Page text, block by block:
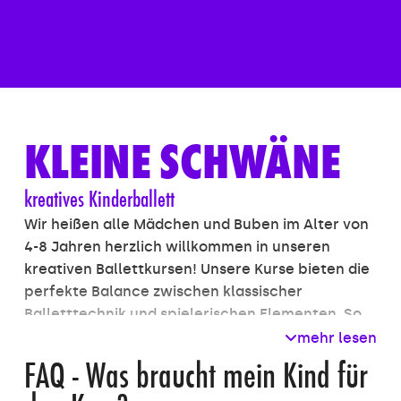
KLEINE SCHWÄNE
kreatives Kinderballett
Wir heißen alle Mädchen und Buben im Alter von
4-8 Jahren herzlich willkommen in unseren
kreativen Ballettkursen! Unsere Kurse bieten die
perfekte Balance zwischen klassischer
Balletttechnik und spielerischen Elementen. So
können unsere jungen Ballerinas und
Balletttänzer nicht nur die fundamentalen
Konzepte und Bewegungen des Balletts
mehr lesen
FAQ - Was braucht mein Kind für